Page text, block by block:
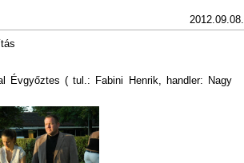
2012.09.08.
Évgyőztes ( tul.: Fabini Henrik, handler: Nagy